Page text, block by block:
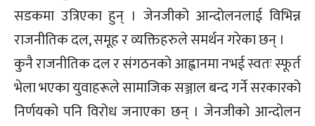
सडकमा उत्रिएका हुन् । जेनजीको आन्दोलनलाई विभिन्न
राजनीतिक दल, समूह र व्यक्तिहरुले समर्थन गरेका छन् ।
कुनै राजनीतिक दल र संगठनको आह्वानमा नभई स्वतः स्फूर्त
भेला भएका युवाहरूले सामाजिक सञ्जाल बन्द गर्ने सरकारको
निर्णयको पनि विरोध जनाएका छन् । जेनजीको आन्दोलन